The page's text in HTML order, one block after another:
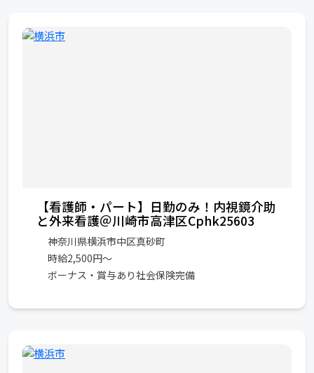
【看護師・パート】日勤のみ！内視鏡介助
と外来看護＠川崎市高津区Cphk25603
神奈川県横浜市中区真砂町
時給2,500円〜
ボーナス・賞与あり社会保険完備